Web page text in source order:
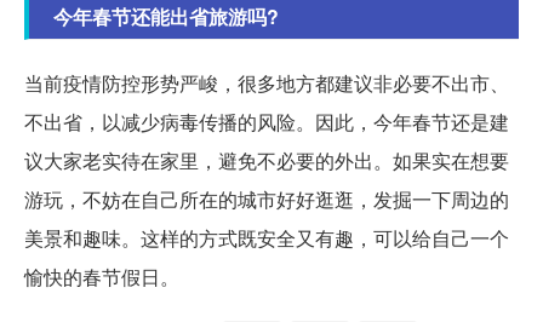
今年春节还能出省旅游吗?
当前疫情防控形势严峻，很多地方都建议非必要不出市、
不出省，以减少病毒传播的风险。因此，今年春节还是建
议大家老实待在家里，避免不必要的外出。如果实在想要
游玩，不妨在自己所在的城市好好逛逛，发掘一下周边的
美景和趣味。这样的方式既安全又有趣，可以给自己一个
愉快的春节假日。